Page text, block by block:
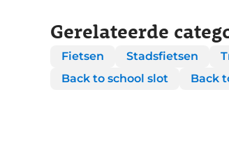
Gerelateerde
Fietsen Stadsfietsen
Back to school slot
Back